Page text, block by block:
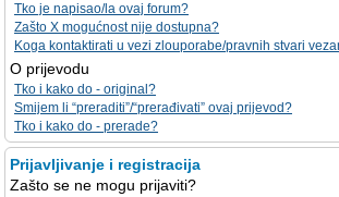
Tko je napisao/la ovaj forum?
Zašto X mogućnost nije dostupna?
Koga kontaktirati u vezi zlouporabe/pravnih stvari
O prijevodu
Tko i kako do - original?
Smijem li “preraditi”/“prerađivati” ovaj prijevod?
Tko i kako do - prerade?
Prijavljivanje i registracija
Zašto se ne mogu prijaviti?